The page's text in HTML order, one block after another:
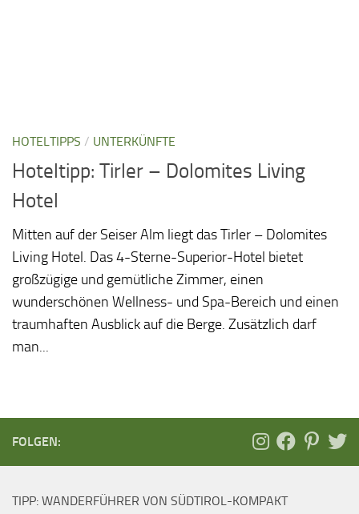
HOTELTIPPS / UNTERKÜNFTE
Hoteltipp: Tirler – Dolomites Living
Hotel
Mitten auf der Seiser Alm liegt das Tirler – Dolomites
Living Hotel. Das 4-Sterne-Superior-Hotel bietet
großzügige und gemütliche Zimmer, einen
wunderschönen Wellness- und Spa-Bereich und einen
traumhaften Ausblick auf die Berge. Zusätzlich darf
man...
FOLGEN:
TIPP: WANDERFÜHRER VON SÜDTIROL-KOMPAKT